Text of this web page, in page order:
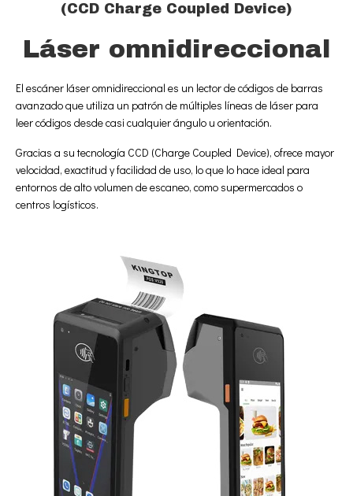
(CCD Charge Coupled Device)
Láser omnidireccional
El escáner láser omnidireccional es un lector de códigos de barras
avanzado que utiliza un patrón de múltiples líneas de láser para
leer códigos desde casi cualquier ángulo u orientación.
Gracias a su tecnología CCD (Charge Coupled Device), ofrece mayor
velocidad, exactitud y facilidad de uso, lo que lo hace ideal para
entornos de alto volumen de escaneo, como supermercados o
centros logísticos.